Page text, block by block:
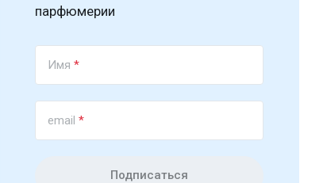
парфюмерии
Имя *
email *
Подписаться